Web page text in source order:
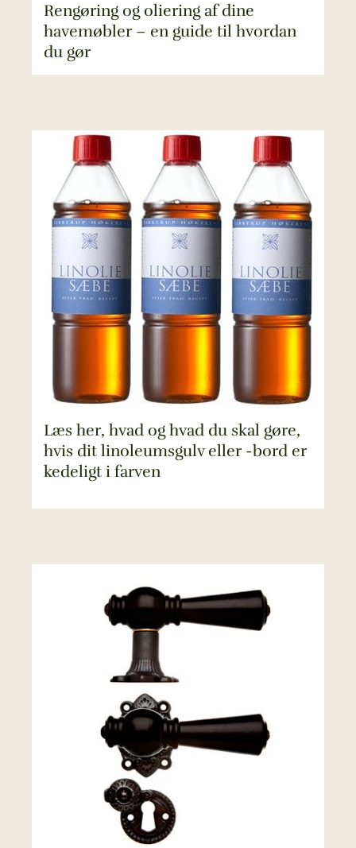
Rengøring og oliering af dine
havemøbler – en guide til hvordan
du gør
Læs her, hvad og hvad du skal gøre,
hvis dit linoleumsgulv eller -bord er
kedeligt i farven